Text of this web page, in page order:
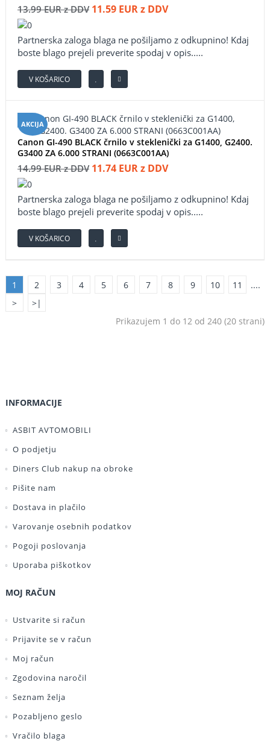
13.99 EUR z DDV 11.59 EUR z DDV
Partnerska zaloga blaga ne pošiljamo z odkupnino! ​Kdaj
boste blago prejeli preverite spodaj v opis.....
V KOŠARICO
AKCIJA
Canon GI-490 BLACK črnilo v steklenički za G1400, G2400.
G3400 ZA 6.000 STRANI (0663C001AA)
14.99 EUR z DDV 11.74 EUR z DDV
Partnerska zaloga blaga ne pošiljamo z odkupnino! ​Kdaj
boste blago prejeli preverite spodaj v opis.....
V KOŠARICO
1 2 3 4 5 6 7 8 9 10 11
....
>
>|
Prikazujem 1 do 12 od 240 (20 strani)
INFORMACIJE
ASBIT AVTOMOBILI
O podjetju
Diners Club nakup na obroke
Pišite nam
Dostava in plačilo
Varovanje osebnih podatkov
Pogoji poslovanja
Uporaba piškotkov
MOJ RAČUN
Ustvarite si račun
Prijavite se v račun
Moj račun
Zgodovina naročil
Seznam želja
Pozabljeno geslo
Vračilo blaga